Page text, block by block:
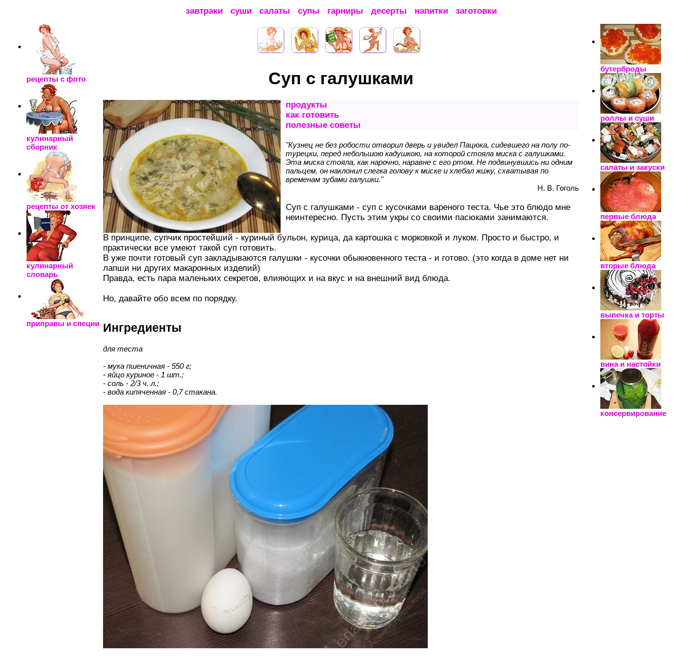
рецепты с фото
кулинарный
сборник
рецепты от хозяек
кулинарный
словарь
приправы и специи
завтраки суши салаты супы гарниры десерты напитки заготовки
Суп с галушками
продукты
как готовить
полезные советы
"Кузнец не без робости отворил дверь и увидел Пацюка, сидевшего на полу по-
турецки, перед небольшою кадушкою, на которой стояла миска с галушками.
Эта миска стояла, как нарочно, наравне с его ртом. Не подвинувшись ни одним
пальцем, он наклонил слегка голову к миске и хлебал жижу, схватывая по
временам зубами галушки."
Н. В. Гоголь
Суп с галушками - суп с кусочками вареного теста. Чье это блюдо мне
неинтересно. Пусть этим укры со своими пасюками занимаются.
В принципе, супчик простейший - куриный бульон, курица, да картошка с морковкой и луком. Просто и быстро, и
практически все умеют такой суп готовить.
В уже почти готовый суп закладываются галушки - кусочки обыкновенного теста - и готово. (это когда в доме нет ни
лапши ни других макаронных изделий)
Правда, есть пара маленьких секретов, влияющих и на вкус и на внешний вид блюда.
Но, давайте обо всем по порядку.
Ингредиенты
для теста
- мука пшеничная - 550 г;
- яйцо куриное - 1 шт.;
- соль - 2/3 ч. л.;
- вода кипяченная - 0,7 стакана.
бутерброды
роллы и суши
салаты и закуски
первые блюда
вторые блюда
выпечка и торты
вина и настойки
консервирование